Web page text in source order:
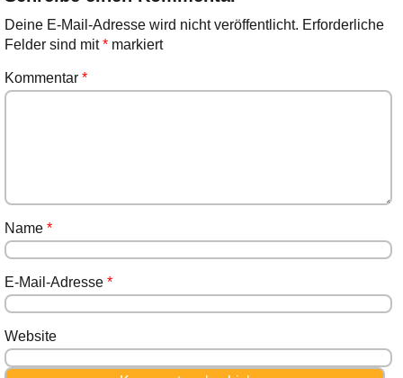
Deine E-Mail-Adresse wird nicht veröffentlicht. Erforderliche
Felder sind mit*markiert
Kommentar *
Name *
E-Mail-Adresse *
Website